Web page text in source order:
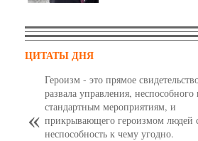
ЦИТАТЫ ДНЯ
Героизм - это прямое
развала управления, неспособного
стандартным мероприятиям, и
прикрывающего героизмом людей
неспособность к чему угодно.